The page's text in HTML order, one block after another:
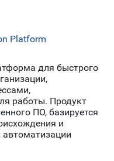
Platform
для быстрого
работы. Продукт
ПО, базируется
и